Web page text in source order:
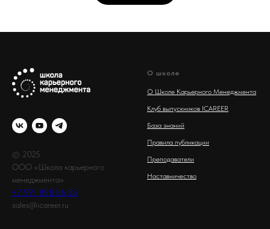
© 2025
ООО «Школа карьерного
менеджмента»
+7 991 898 86 83
sales@icareer.ru
О школе
О Школе Карьерного Менеджмента
Клуб выпускников ICAREER
База знаний
Правила публикации
Преподаватели
Наставничество